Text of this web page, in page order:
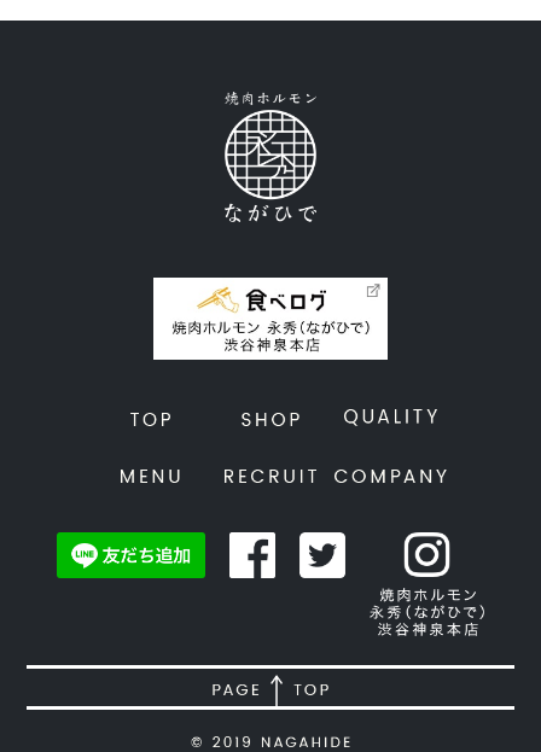
いたします。また、個人情報を提供された本人の権利を尊重し、本
人から自己情報の開示、訂正、削除、または利用もしくは提供の停
止等を求められたときは、適法かつ遅滞なく応じます。
4. 法令・指針・規範の遵守について
5. 個人情報保護マネジメントシステムの継続的改善について
個人情報保護マネジメントシステムの運用状況について定期的に監
株式会社 AGT
〒150-0045 東京都渋谷区神泉町20-25 神泉QSビル1F